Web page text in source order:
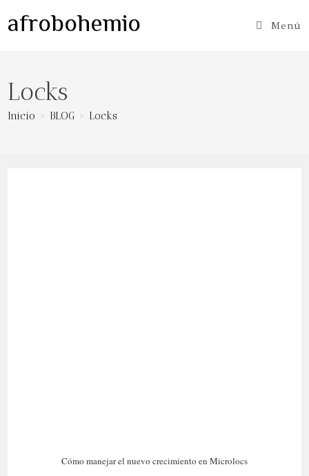
afrobohemio Menú
Locks
Inicio > BLOG > Locks
Cómo manejar el nuevo crecimiento en Microlocs